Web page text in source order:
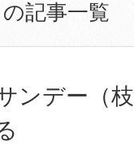
の記事一覧
ンデー（